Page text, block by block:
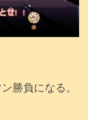
勝負になる。